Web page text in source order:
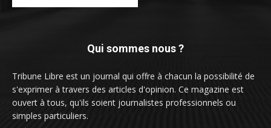
Qui sommes nous ?
Tribune Libre est un journal qui offre à chacun la possibilité de
s'exprimer à travers des articles d'opinion. Ce magazine est
ouvert à tous, qu'ils soient journalistes professionnels ou
simples particuliers.